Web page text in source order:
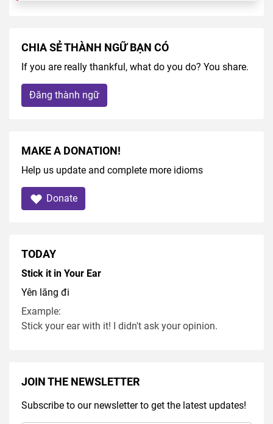
CHIA SẺ THÀNH NGỮ BẠN CÓ
If you are really thankful, what do you do? You share.
Đăng thành ngữ
MAKE A DONATION!
Help us update and complete more idioms
Donate
TODAY
Stick it in Your Ear
Yên lăng đi
Example:
Stick your ear with it! I didn't ask your opinion.
JOIN THE NEWSLETTER
Subscribe to our newsletter to get the latest updates!